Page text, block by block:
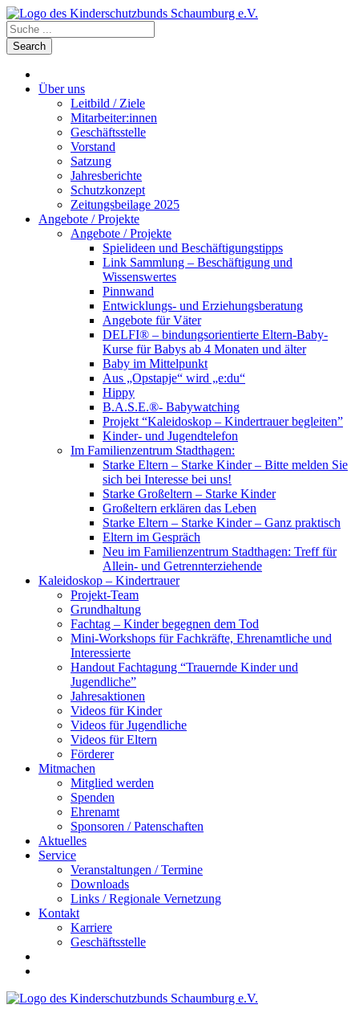
Über uns
Leitbild / Ziele
Mitarbeiter:innen
Geschäftsstelle
Vorstand
Satzung
Jahresberichte
Schutzkonzept
Zeitungsbeilage 2025
Angebote / Projekte
Angebote / Projekte
Spielideen und Beschäftigungstipps
Link Sammlung – Beschäftigung und
Wissenswertes
Pinnwand
Entwicklungs- und Erziehungsberatung
Angebote für Väter
DELFI® – bindungsorientierte Eltern-Baby-
Kurse für Babys ab 4 Monaten und älter
Baby im Mittelpunkt
Aus „Opstapje“ wird „e:du“
Hippy
B.A.S.E.®- Babywatching
Projekt “Kaleidoskop – Kindertrauer begleiten”
Kinder- und Jugendtelefon
Im Familienzentrum Stadthagen:
Starke Eltern – Starke Kinder – Bitte melden Sie
sich bei Interesse bei uns!
Starke Großeltern – Starke Kinder
Großeltern erklären das Leben
Starke Eltern – Starke Kinder – Ganz praktisch
Eltern im Gespräch
Neu im Familienzentrum Stadthagen: Treff für
Allein- und Getrennterziehende
Kaleidoskop – Kindertrauer
Projekt-Team
Grundhaltung
Fachtag – Kinder begegnen dem Tod
Mini-Workshops für Fachkräfte, Ehrenamtliche und
Interessierte
Handout Fachtagung “Trauernde Kinder und
Jugendliche”
Jahresaktionen
Videos für Kinder
Videos für Jugendliche
Videos für Eltern
Förderer
Mitmachen
Mitglied werden
Spenden
Ehrenamt
Sponsoren / Patenschaften
Aktuelles
Service
Veranstaltungen / Termine
Downloads
Links / Regionale Vernetzung
Kontakt
Karriere
Geschäftsstelle